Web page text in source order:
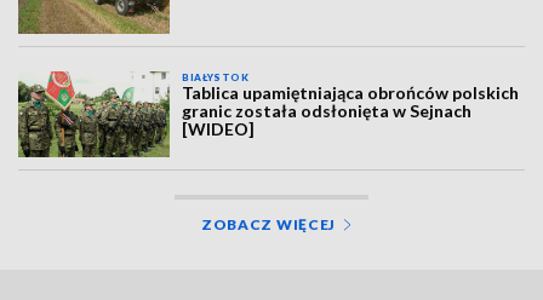
BIAŁYSTOK
Tablica upamiętniająca obrońców polskich
granic została odsłonięta w Sejnach
[WIDEO]
ZOBACZ WIĘCEJ